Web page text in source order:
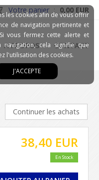
Votre panier : 0,00 EUR
A PROPOS CONTACT
Continuer les achats
38,40 EUR
En Stock
les cookies afin de vous offrir
de navigation pertinente et
vous fermez cette alerte et
navigation, cela signifie que
l'utilisation des cookies.
J'ACCEPTE